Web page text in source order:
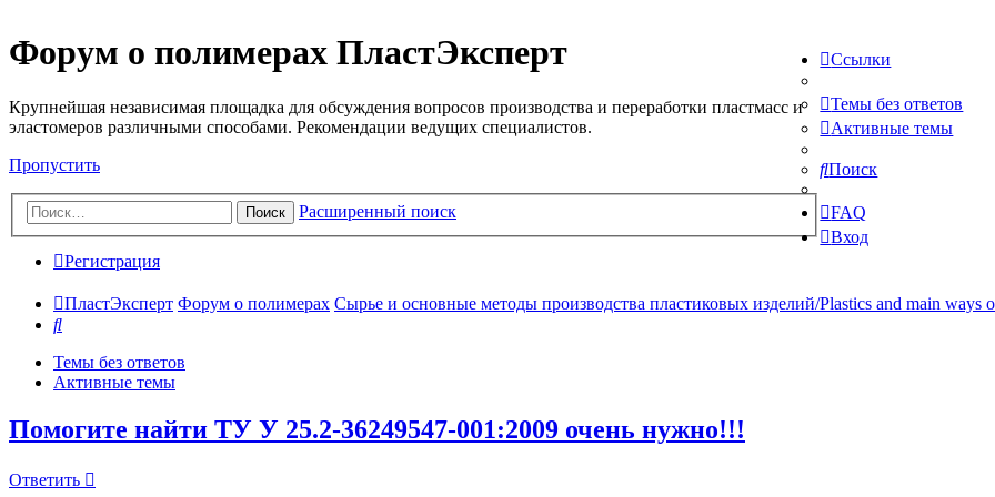
Форум о полимерах ПластЭксперт
Крупнейшая независимая площадка для обсуждения вопросов производства и переработки пластмасс и
эластомеров различными способами. Рекомендации ведущих специалистов.
Пропустить
Поиск Расширенный поиск
Ссылки
Темы без ответов
Активные темы
Поиск
FAQ
Вход
Регистрация
ПластЭксперт Форум о полимерах Сырье и основные методы производства пластиковых изделий/Plastics and main ways
Поиск
Темы без ответов
Активные темы
Помогите найти ТУ У 25.2-36249547-001:2009 очень нужно!!!
Ответить